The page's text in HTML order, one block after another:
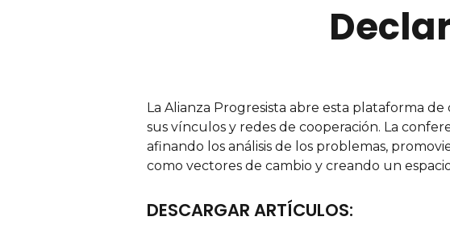
La Alianza Progresista abre esta plataforma
sus vínculos y redes de cooperación. La
afinando los análisis de los problemas,
como vectores de cambio y creando un
DESCARGAR ARTÍCULOS: